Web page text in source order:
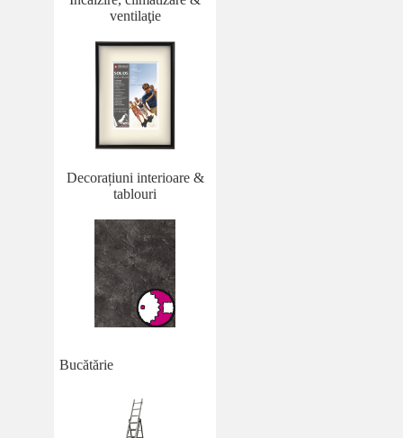
ventilaţie
Decorațiuni interioare &
tablouri
Bucătărie